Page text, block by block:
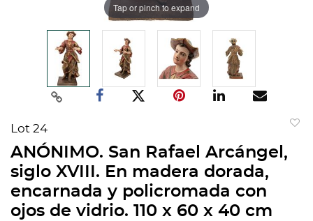
Tap or pinch to expand
Lot 24
ANÓNIMO. San Rafael Arcángel,
siglo XVIII. En madera dorada,
encarnada y policromada con
ojos de vidrio. 110 x 60 x 40 cm